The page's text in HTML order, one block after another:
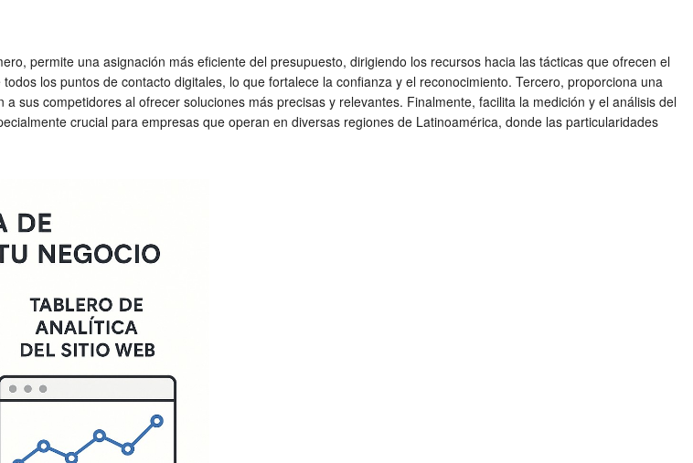
permite una asignación más eficiente del presupuesto, dirigiendo los recursos hacia las tácticas que ofrecen el
los puntos de contacto digitales, lo que fortalece la confianza y el reconocimiento. Tercero, proporciona una
sus competidores al ofrecer soluciones más precisas y relevantes. Finalmente, facilita la medición y el análisis del
crucial para empresas que operan en diversas regiones de Latinoamérica, donde las particularidades